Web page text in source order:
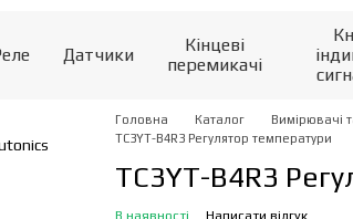
Датчики
Кінцеві
перемикачі
Головна Каталог Вимірювачі
TC3YT-B4R3 Регулятор температури
TC3YT-B4R3
В наявності Написати відгук